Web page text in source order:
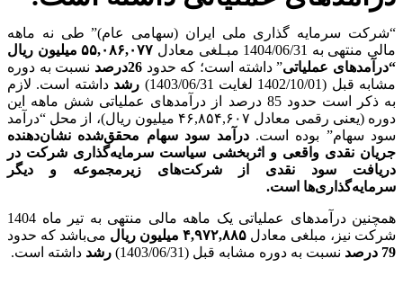
“شرکت سرمایه­ گذاری ملی ایران (سهامی عام)” طی نه ماهه
مالی منتهی به 1404/06/31 مبـلغی معادل
“درآمدهای عملیاتی” داشته است؛ که حدود 26درصد
نسبت به دوره
مشابه قبل (1402/10/01 لغایت 1403/06/31)
رشد داشته است. لازم
به ذکر است حدود 85 درصد از درآمدهای عملیاتی شش ماهه این
دوره (یعنی رقمی معادل ۴۶,۸۵۴,۶۰۷ میلیون ریال)، از محل “درآمد
سود سهام” بوده است.درآمد سود سهام محقق‌شده نشان‌دهنده
جریان نقدی واقعی و اثربخشی سیاست سرمایه‌گذاری شرکت در
دریافت سود نقدی از شرکت‌های زیرمجموعه و دیگر
سرمایه‌گذاری‌ها است.
همچنین درآمدهای عملیاتی یک ماهه مالی منتهی به تیر ماه 1404
شرکت نیز، مبلغی معادل ۴,۹۷۲,۸۸۵ میلیون ریال
می‌باشد که حدود
79 درصد
نسبت به دوره مشابه قبل (1403/06/31) رشد داشته است.